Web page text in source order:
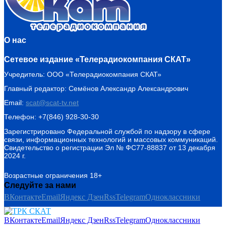
О нас
Сетевое издание «Телерадиокомпания СКАТ»
Учредитель: ООО «Телерадиокомпания СКАТ»
Главный редактор: Семёнов Александр Александрович
Email: scat@scat-tv.net
Телефон: +7(846) 928-30-30
Зарегистрировано Федеральной службой по надзору в сфере
связи, информационных технологий и массовых коммуникаций.
Свидетельство о регистрации Эл № ФС77-88837 от 13 декабря
2024 г.
Возрастные ограничения 18+
Следуйте за нами
ВКонтактеEmailЯндекс ДзенRssTelegramОдноклассники
ВКонтактеEmailЯндекс ДзенRssTelegramОдноклассники